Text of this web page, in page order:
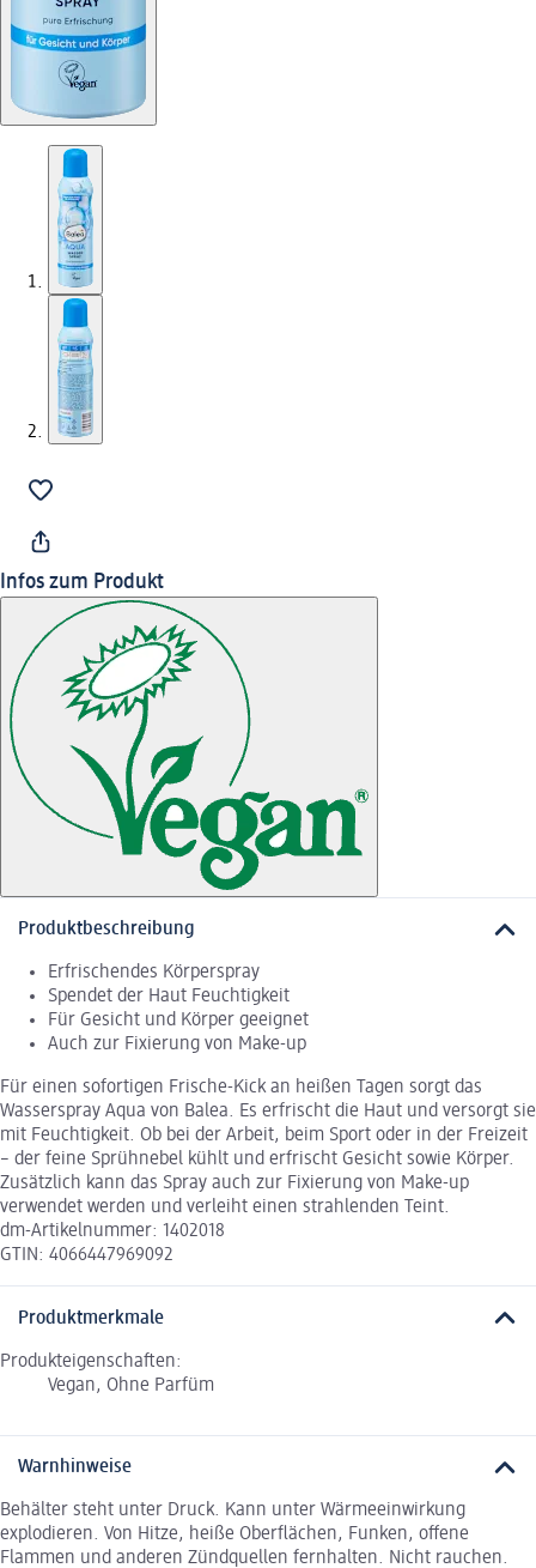
Infos zum Produkt
Produktbeschreibung
Erfrischendes Körperspray
Spendet der Haut Feuchtigkeit
Für Gesicht und Körper geeignet
Auch zur Fixierung von Make-up
Für einen sofortigen Frische-Kick an heißen Tagen sorgt das
Wasserspray Aqua von Balea. Es erfrischt die Haut und versorgt sie
mit Feuchtigkeit. Ob bei der Arbeit, beim Sport oder in der Freizeit
– der feine Sprühnebel kühlt und erfrischt Gesicht sowie Körper.
Zusätzlich kann das Spray auch zur Fixierung von Make-up
verwendet werden und verleiht einen strahlenden Teint.
dm-Artikelnummer: 1402018
GTIN: 4066447969092
Produktmerkmale
Produkteigenschaften:
Vegan, Ohne Parfüm
Warnhinweise
Behälter steht unter Druck. Kann unter Wärmeeinwirkung
explodieren. Von Hitze, heiße Oberflächen, Funken, offene
Flammen und anderen Zündquellen fernhalten. Nicht rauchen.